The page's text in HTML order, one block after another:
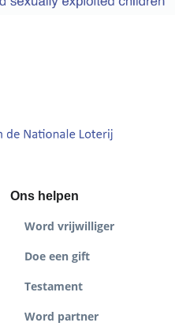
Ons helpen
Word vrijwilliger
Doe een gift
Testament
Word partner